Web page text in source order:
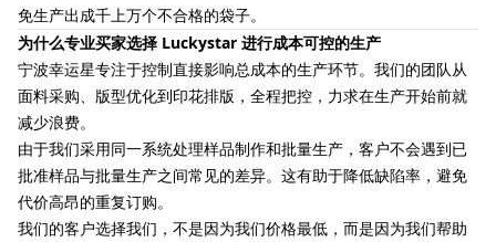
免生产出成千上万个不合格的袋子。
为什么专业买家选择 Luckystar 进行成本可控的生产
宁波幸运星专注于控制直接影响总成本的生产环节。我们的团队从
面料采购、版型优化到印花排版，全程把控，力求在生产开始前就
减少浪费。
由于我们采用同一系统处理样品制作和批量生产，客户不会遇到已
批准样品与批量生产之间常见的差异。这有助于降低缺陷率，避免
代价高昂的重复订购。
我们的客户选择我们，不是因为我们价格最低，而是因为我们帮助